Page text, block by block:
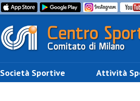
Società Sportive Attività